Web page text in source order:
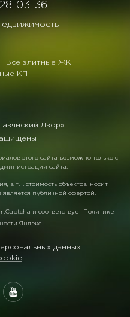
03-36
Все элитные ЖК
КП
Двор».
этого сайта возможно только с
сайта.
в т.ч. стоимость объектов, носит
публичной офертой.
и соответствует Политике
Яндекс.
данных